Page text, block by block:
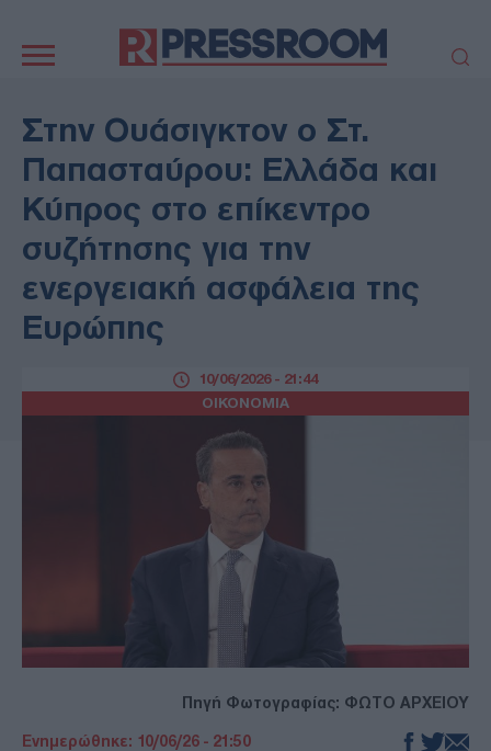
πλοήγηση
ΠΟΛΙΤΙΚΗ
ΕΚΚΛΗΣΙΑ
ΑΜΥΝΑ
ΔΙΕΘΝΗ
ΚΥΠΡΟΣ
MEDIA
LIFESTYLE
SPORTS
ΑΥΤΟΔΙΟΙΚΗΣΗ
AUTO - MOTO
ΖΩΔΙΑ
ΑΡΘΡΟΓΡΑΦΙΑ
Στην Ουάσιγκτον ο Στ.
Παπασταύρου: Ελλάδα και
Κύπρος στο επίκεντρο
συζήτησης για την
ενεργειακή ασφάλεια της
Ευρώπης
ΟΙΚΟΝΟΜΙΑ
10/06/2026 - 21:44
Πηγή Φωτογραφίας: ΦΩΤΟ ΑΡΧΕΙΟΥ
Ενημερώθηκε: 10/06/26 - 21:50